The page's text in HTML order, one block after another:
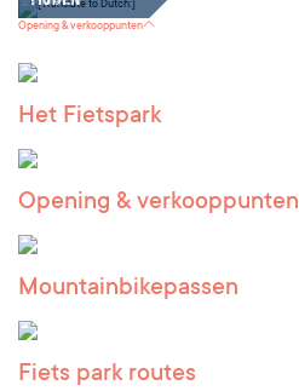
Opening & verkooppunten
Het Fietspark
Opening & verkooppunten
Mountainbikepassen
Fiets park routes